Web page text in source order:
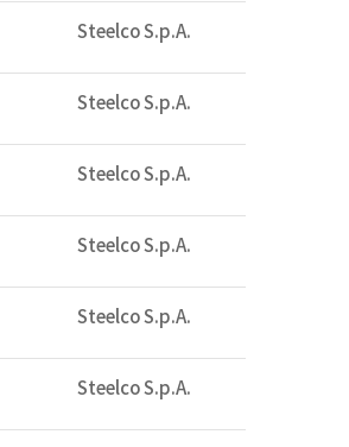
Steelco S.p.A.
Steelco S.p.A.
Steelco S.p.A.
Steelco S.p.A.
Steelco S.p.A.
Steelco S.p.A.